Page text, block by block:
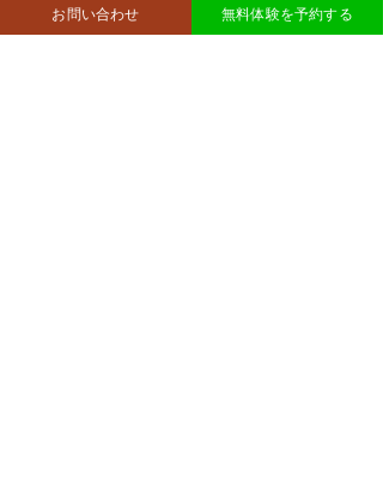
エット成功を明かしたのは、
お問い合わせ 無料体験を予約する